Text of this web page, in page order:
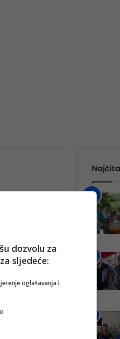
Mostar
28.marta
dozvolu za
sljedeće:
oglašavanja i